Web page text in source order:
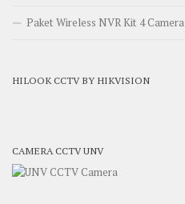
Paket Wireless NVR Kit 4 Camera
HILOOK CCTV BY HIKVISION
CAMERA CCTV UNV